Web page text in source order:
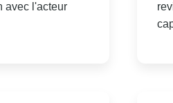
avec l'acteur